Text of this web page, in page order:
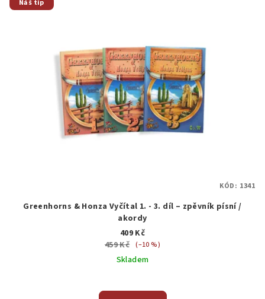
Náš tip
Greenhorns & Honza Vyčítal 1. - 3. díl – zpěvník písní /
akordy
409 Kč
459 Kč (–10 %)
Skladem
KÓD: 1341